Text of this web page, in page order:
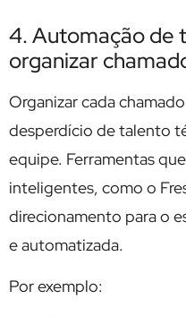
4. Automação de
organizar
Organizar cada
desperdício de talento
equipe. Ferramentas
inteligentes, como o
direcionamento para o
e automatizada.
Por exemplo: